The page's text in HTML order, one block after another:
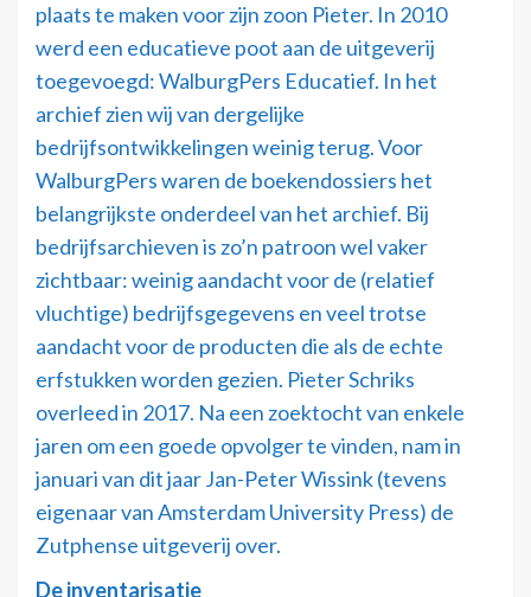
plaats te maken voor zijn zoon Pieter. In 2010
werd een educatieve poot aan de uitgeverij
toegevoegd: WalburgPers Educatief. In het
archief zien wij van dergelijke
bedrijfsontwikkelingen weinig terug. Voor
WalburgPers waren de boekendossiers het
belangrijkste onderdeel van het archief. Bij
bedrijfsarchieven is zo’n patroon wel vaker
zichtbaar: weinig aandacht voor de (relatief
vluchtige) bedrijfsgegevens en veel trotse
aandacht voor de producten die als de echte
erfstukken worden gezien. Pieter Schriks
overleed in 2017. Na een zoektocht van enkele
jaren om een goede opvolger te vinden, nam in
januari van dit jaar Jan-Peter Wissink (tevens
eigenaar van Amsterdam University Press) de
Zutphense uitgeverij over.
De inventarisatie